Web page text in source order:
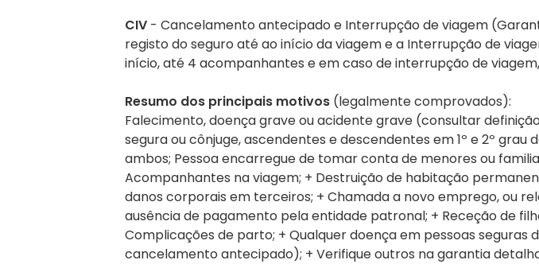
Formulário de pagamento por cartão de crédito
Serviços OASIS
Razões para escolher OASIS
CIV - Cancelamento antecipado e Interrupção de viagem
registo do seguro até ao início da viagem e a Interrupção de
início, até 4 acompanhantes e em caso de interrupção de
Resumo dos principais motivos (legalmente comprovados):
Falecimento, doença grave ou acidente grave (consultar
segura ou cônjuge, ascendentes e descendentes em 1º e 2º
ambos; Pessoa encarregue de tomar conta de menores ou
Acompanhantes na viagem; + Destruição de habitação
danos corporais em terceiros; + Chamada a novo emprego, ou
ausência de pagamento pela entidade patronal; + Receção de
Complicações de parto; + Qualquer doença em pessoas seguras
cancelamento antecipado); + Verifique outros na garantia